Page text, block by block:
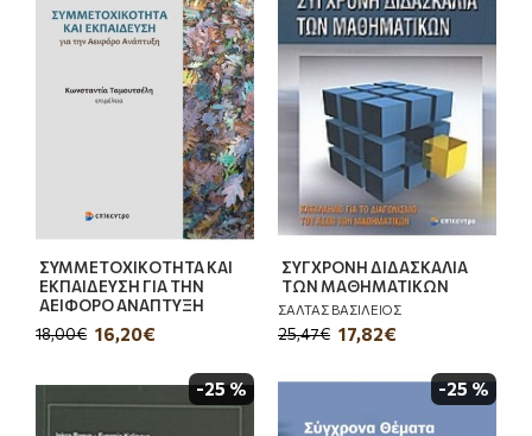
ΣΥΜΜΕΤΟΧΙΚΟΤΗΤΑ ΚΑΙ
ΕΚΠΑΙΔΕΥΣΗ ΓΙΑ ΤΗΝ
ΑΕΙΦΟΡΟ ΑΝΑΠΤΥΞΗ
16,20€
18,00€
ΣΥΓΧΡΟΝΗ ΔΙΔΑΣΚΑΛΙΑ
ΤΩΝ ΜΑΘΗΜΑΤΙΚΩΝ
ΣΑΛΤΑΣ ΒΑΣΙΛΕΙΟΣ
17,82€
25,47€
-25 % -25 %